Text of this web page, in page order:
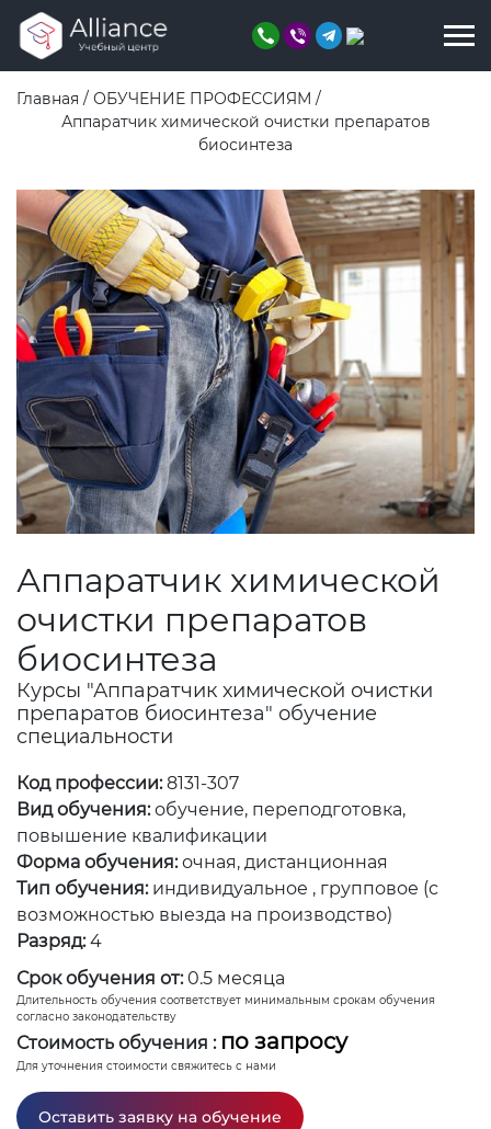
Главная / ОБУЧЕНИЕ ПРОФЕССИЯМ /
Аппаратчик химической очистки препаратов
биосинтеза
Аппаратчик химической
очистки препаратов
биосинтеза
Курсы "Аппаратчик химической очистки
препаратов биосинтеза" обучение
специальности
Код профессии:8131-307
Вид обучения: обучение, переподготовка,
повышение квалификации
Форма обучения: очная, дистанционная
Тип обучения: индивидуальное , групповое (с
возможностью выезда на производство)
Разряд: 4
Срок обучения от: 0.5 месяца
Длительность обучения соответствует минимальным срокам обучения
согласно законодательству
Стоимость обучения : по запросу
Для уточнения стоимости свяжитесь с нами
Оставить заявку на обучение